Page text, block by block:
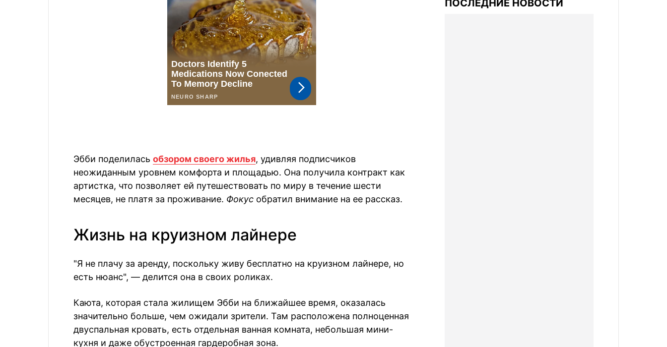
Эбби поделилась обзором своего жилья, удивляя подписчиков
неожиданным уровнем комфорта и площадью. Она получила контракт как
артистка, что позволяет ей путешествовать по миру в течение шести
месяцев, не платя за проживание. Фокус обратил внимание на ее рассказ.
Жизнь на круизном лайнере
"Я не плачу за аренду, поскольку живу бесплатно на круизном лайнере, но
есть нюанс", — делится она в своих роликах.
Каюта, которая стала жилищем Эбби на ближайшее время, оказалась
значительно больше, чем ожидали зрители. Там расположена полноценная
двуспальная кровать, есть отдельная ванная комната, небольшая мини-
кухня и даже обустроенная гардеробная зона.
ПОСЛЕДНИЕ НОВОСТИ